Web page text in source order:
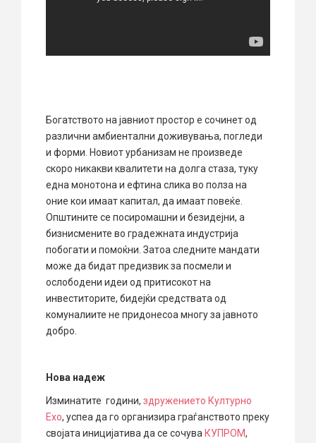
Богатството на јавниот простор е сочинет од
различни амбиентални доживувања, погледи
и форми. Новиот урбанизам не произведе
скоро никакви квалитети на долга стаза, туку
една монотона и ефтина слика во полза на
оние кои имаат капитал, да имаат повеќе.
Општините се посиромашни и безидејни, а
бизнисмените во градежната индустрија
побогати и помоќни. Затоа следните мандати
може да бидат предизвик за посмели и
ослободени идеи од притисокот на
инвеститорите, бидејќи средствата од
комуналиите не придонесоа многу за јавното
добро.
Нова надеж
Изминатите години, здружението Културно
Ехо, успеа да го организира граѓанството преку
својата иницијатива да се сочува КУПРОМ,